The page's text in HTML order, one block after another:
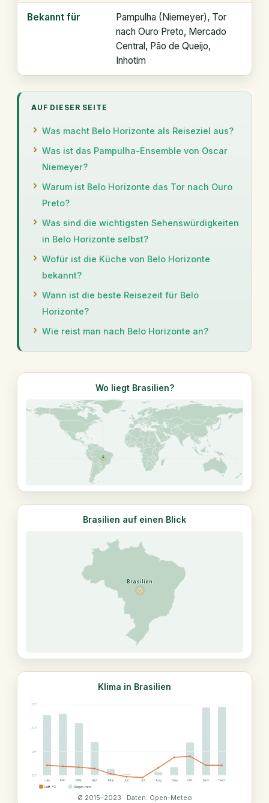
Bekannt für
Pampulha (Niemeyer), Tor
nach Ouro Preto, Mercado
Central, Pão de Queijo,
Inhotim
AUF DIESER SEITE
Was macht Belo Horizonte als Reiseziel aus?
Was ist das Pampulha-Ensemble von Oscar
Niemeyer?
Warum ist Belo Horizonte das Tor nach Ouro
Preto?
Was sind die wichtigsten Sehenswürdigkeiten
in Belo Horizonte selbst?
Wofür ist die Küche von Belo Horizonte
bekannt?
Wann ist die beste Reisezeit für Belo
Horizonte?
Wie reist man nach Belo Horizonte an?
Wo liegt Brasilien?
Brasilien auf einen Blick
Brasilien
Klima in Brasilien
20°
25°
30°
35°
Jan Feb Mär Apr Mai Jun Jul Aug Sep Okt Nov Dez
Luft °C Regen mm
Ø 2015–2023 · Daten: Open-Meteo